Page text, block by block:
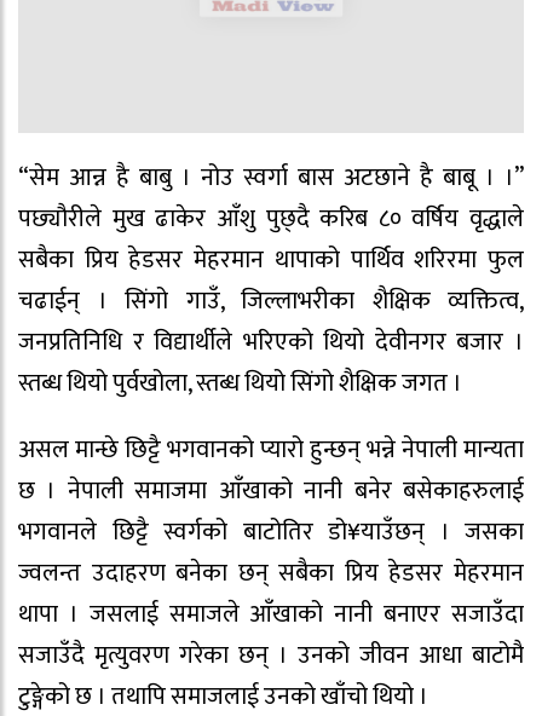
“सेम आन्न है बाबु । नोउ स्वर्गा बास अटछाने है बाबू । ।”
पछ्यौरीले मुख ढाकेर आँशु पुछ्दै करिब ८० वर्षिय वृद्धाले
सबैका प्रिय हेडसर मेहरमान थापाको पार्थिव शरिरमा फुल
चढाईन् । सिंगो गाउँ, जिल्लाभरीका शैक्षिक व्यक्तित्व,
जनप्रतिनिधि र विद्यार्थीले भरिएको थियो देवीनगर बजार ।
स्तब्ध थियो पुर्वखोला, स्तब्ध थियो सिंगो शैक्षिक जगत ।
असल मान्छे छिट्टै भगवानको प्यारो हुन्छन् भन्ने नेपाली मान्यता
छ । नेपाली समाजमा आँखाको नानी बनेर बसेकाहरुलाई
भगवानले छिट्टै स्वर्गको बाटोतिर डो¥याउँछन् । जसका
ज्वलन्त उदाहरण बनेका छन् सबैका प्रिय हेडसर मेहरमान
थापा । जसलाई समाजले आँखाको नानी बनाएर सजाउँदा
सजाउँदै मृत्युवरण गरेका छन् । उनको जीवन आधा बाटोमै
टुङ्गेको छ । तथापि समाजलाई उनको खाँचो थियो ।